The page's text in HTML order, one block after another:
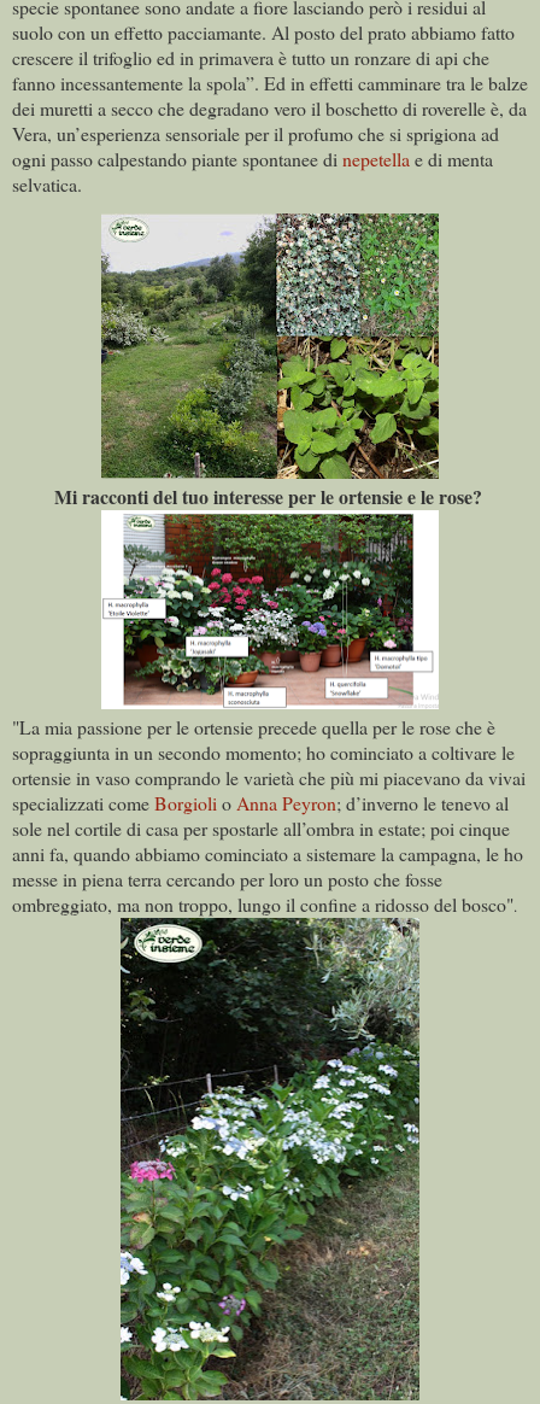
specie spontanee sono andate a fiore lasciando però i residui al
suolo con un effetto pacciamante. Al posto del prato abbiamo fatto
crescere il trifoglio ed in primavera è tutto un ronzare di api che
fanno incessantemente la spola”. Ed in effetti camminare tra le balze
dei muretti a secco che degradano vero il boschetto di roverelle è, da
Vera, un’esperienza sensoriale per il profumo che si sprigiona ad
ogni passo calpestando piante spontanee di nepetella e di menta
selvatica.
Mi racconti del tuo interesse per le ortensie e le rose?
"La mia passione per le ortensie precede quella per le rose che è
sopraggiunta in un secondo momento; ho cominciato a coltivare le
ortensie in vaso comprando le varietà che più mi piacevano da vivai
specializzati comeBorgioli o Anna Peyron; d’inverno le tenevo al
sole nel cortile di casa per spostarle all’ombra in estate; poi cinque
anni fa, quando abbiamo cominciato a sistemare la campagna, le ho
messe in piena terra cercando per loro un posto che fosse
ombreggiato, ma non troppo, lungo il confine a ridosso del bosco".